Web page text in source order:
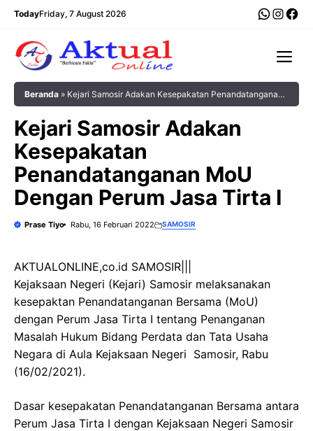
Langsung
TodayFriday, 7 August 2026
Beranda » Kejari Samosir Adakan Kesepakatan Penandatanganan
Kejari Samosir Adakan
Kesepakatan
Penandatanganan MoU
Dengan Perum Jasa Tirta I
Prase Tiyo Rabu, 16 Februari 2022 SAMOSIR
AKTUALONLINE,co.id SAMOSIR|||
Kejaksaan Negeri (Kejari) Samosir melaksanakan
kesepaktan Penandatanganan Bersama (MoU)
dengan Perum Jasa Tirta I tentang Penanganan
Masalah Hukum Bidang Perdata dan Tata Usaha
Negara di Aula Kejaksaan Negeri Samosir, Rabu
(16/02/2021).
Dasar kesepakatan Penandatanganan Bersama antara
Perum Jasa Tirta I dengan Kejaksaan Negeri Samosir